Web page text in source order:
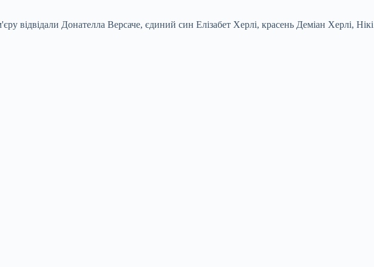
відвідали Донателла Версаче, єдиний син Елізабет Херлі, красень Деміан Херлі, Нікі